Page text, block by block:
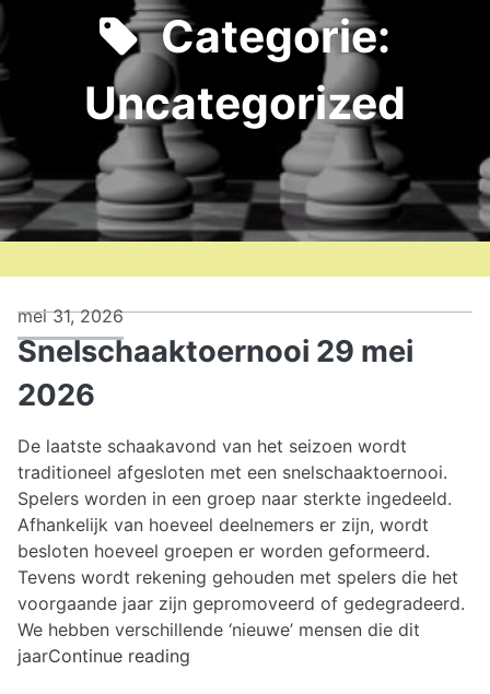
Categorie:
Uncategorized
mei 31, 2026
Snelschaaktoernooi 29 mei
2026
De laatste schaakavond van het seizoen wordt
traditioneel afgesloten met een snelschaaktoernooi.
Spelers worden in een groep naar sterkte ingedeeld.
Afhankelijk van hoeveel deelnemers er zijn, wordt
besloten hoeveel groepen er worden geformeerd.
Tevens wordt rekening gehouden met spelers die het
voorgaande jaar zijn gepromoveerd of gedegradeerd.
We hebben verschillende ‘nieuwe’ mensen die dit
jaarContinue reading